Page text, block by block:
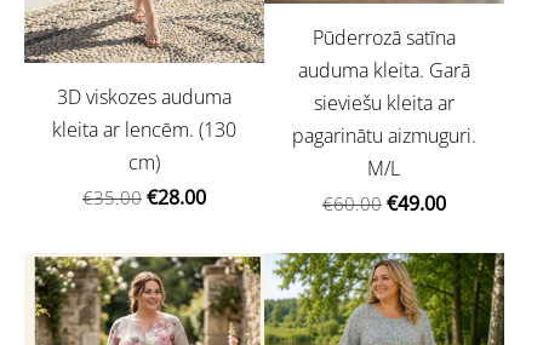
3D viskozes auduma
kleita ar lencēm. (130
cm)
€35.00 €28.00
Pūderrozā satīna
auduma kleita. Garā
sieviešu kleita ar
pagarinātu aizmuguri.
M/L
€60.00 €49.00